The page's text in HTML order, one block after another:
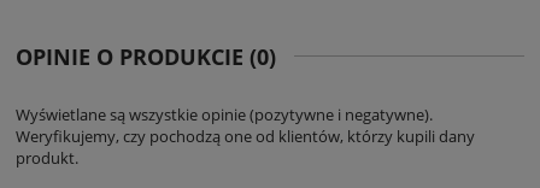
OPINIE O PRODUKCIE (0)
Wyświetlane są wszystkie opinie (pozytywne i negatywne).
Weryfikujemy, czy pochodzą one od klientów, którzy kupili dany
produkt.